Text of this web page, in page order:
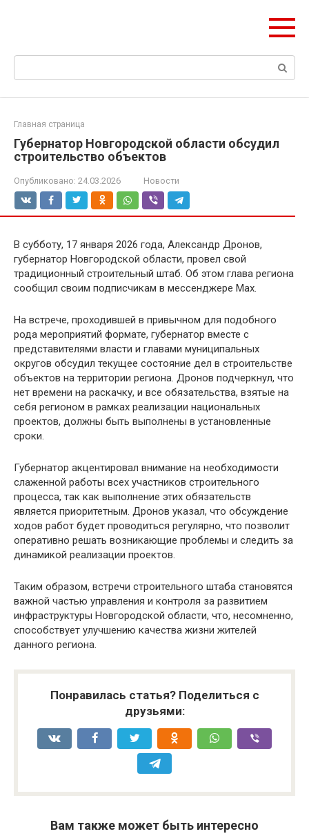
Поиск:
Главная страница
Губернатор Новгородской области обсудил
строительство объектов
Опубликовано: 24.03.2026 Новости
В субботу, 17 января 2026 года, Александр Дронов,
губернатор Новгородской области, провел свой
традиционный строительный штаб. Об этом глава региона
сообщил своим подписчикам в мессенджере Max.
На встрече, проходившей в привычном для подобного
рода мероприятий формате, губернатор вместе с
представителями власти и главами муниципальных
округов обсудил текущее состояние дел в строительстве
объектов на территории региона. Дронов подчеркнул, что
нет времени на раскачку, и все обязательства, взятые на
себя регионом в рамках реализации национальных
проектов, должны быть выполнены в установленные
сроки.
Губернатор акцентировал внимание на необходимости
слаженной работы всех участников строительного
процесса, так как выполнение этих обязательств
является приоритетным. Дронов указал, что обсуждение
ходов работ будет проводиться регулярно, что позволит
оперативно решать возникающие проблемы и следить за
динамикой реализации проектов.
Таким образом, встречи строительного штаба становятся
важной частью управления и контроля за развитием
инфраструктуры Новгородской области, что, несомненно,
способствует улучшению качества жизни жителей
данного региона.
Понравилась статья? Поделиться с
друзьями:
Вам также может быть интересно